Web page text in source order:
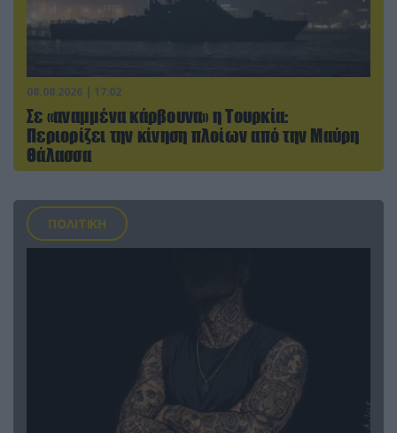
08.08.2026 | 17:02
Σε «αναμμένα κάρβουνα» η Τουρκία:
Περιορίζει την κίνηση πλοίων από την Μαύρη
Θάλασσα
ΠΟΛΙΤΙΚΗ